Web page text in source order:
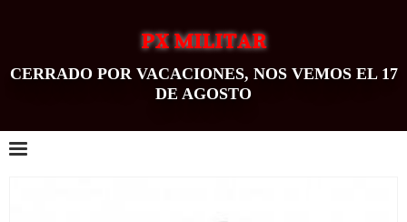
PX MILITAR
CERRADO POR VACACIONES, NOS VEMOS EL 17
DE AGOSTO